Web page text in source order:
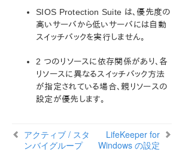
プロダクトライフサイクル
SIOS Protection Suite は、優先度の
高いサーバから低いサーバには自動
スイッチバックを実行しません。
2 つのリソースに依存関係があり、各
リソースに異なるスイッチバック方法
が指定されている場合、親リソースの
設定が優先します。
アクティブ / スタ
ンバイグループ
LifeKeeper for
Windows の設定